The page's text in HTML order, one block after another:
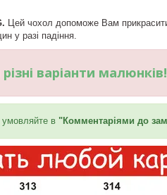
Цей чохол допоможе Вам
у разі падіння.
варіанти малюнків!
умовляйте в "Комментаріями до